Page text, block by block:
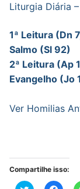
Liturgia Diária
1ª Leitura (Dn
Salmo (Sl 92)
2ª Leitura (Ap
Evangelho (Jo
Ver Homilias
Compartilhe isso: